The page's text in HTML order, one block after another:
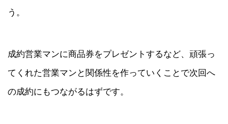
う。
成約営業マンに商品券をプレゼントするなど、頑張っ
てくれた営業マンと関係性を作っていくことで次回へ
の成約にもつながるはずです。